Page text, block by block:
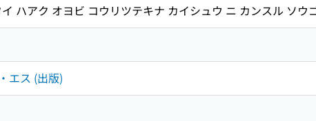
ハアク オヨビ コウリツテキナ カイシュウ ニ カンスル ソウ
エス (出版)